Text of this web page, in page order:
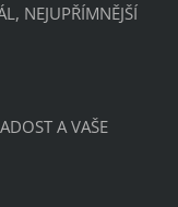
NEJUPŘÍMNĚJŠÍ
A VAŠE